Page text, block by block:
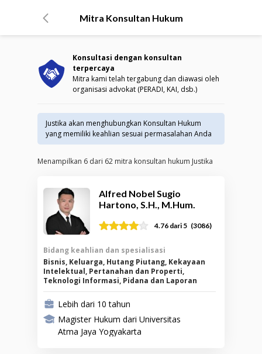
Mitra Konsultan Hukum
Konsultasi dengan konsultan
terpercaya
Mitra kami telah tergabung dan diawasi oleh
organisasi advokat (PERADI, KAI, dsb.)
Justika akan menghubungkan Konsultan Hukum
yang memiliki keahlian sesuai permasalahan Anda
Menampilkan 6 dari 62 mitra konsultan hukum Justika
Alfred Nobel Sugio
Hartono, S.H., M.Hum.
4.76 dari 5 (3086)
Bidang keahlian dan spesialisasi
Bisnis, Keluarga, Hutang Piutang, Kekayaan
Intelektual, Pertanahan dan Properti,
Teknologi Informasi, Pidana dan Laporan
Polisi, Ketenagakerjaan
Lebih dari 10 tahun
Magister Hukum dari Universitas
Atma Jaya Yogyakarta